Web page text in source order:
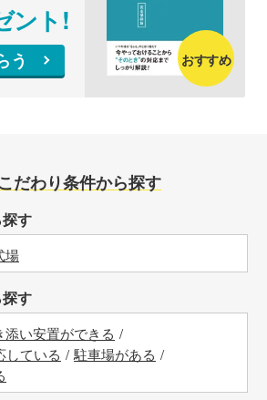
ント!
う おすすめ
だわり条件から探す
す
場
す
添い安置ができる
している
駐車場がある